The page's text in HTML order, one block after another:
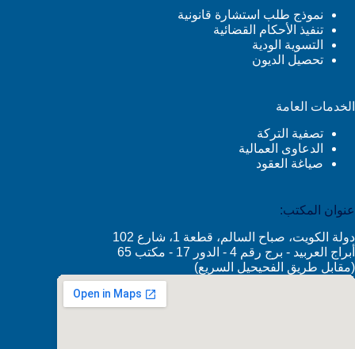
نموذج طلب استشارة قانونية
تنفيذ الأحكام القضائية
التسوية الودية
تحصيل الديون
الخدمات العامة
تصفية التركة
الدعاوى العمالية
صياغة العقود
عنوان المكتب:
دولة الكويت، صباح السالم، قطعة 1، شارع 102
أبراج العربيد - برج رقم 4 - الدور 17 - مكتب 65
(مقابل طريق الفحيحيل السريع)